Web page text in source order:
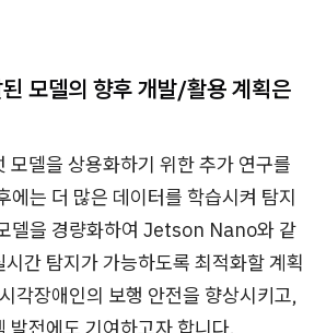
모델의 향후 개발/활용 계획은
모델을 상용화하기 위한 추가 연구를
에는 더 많은 데이터를 학습시켜 탐지
델을 경량화하여 Jetson Nano와 같
간 탐지가 가능하도록 최적화할 계획
각장애인의 보행 안전을 향상시키고,